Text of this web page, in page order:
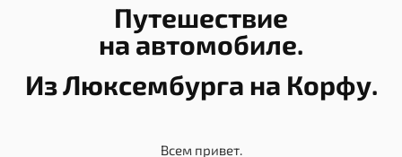
Путешествие
на автомобиле.
Из Люксембурга на Корфу.
Всем привет.